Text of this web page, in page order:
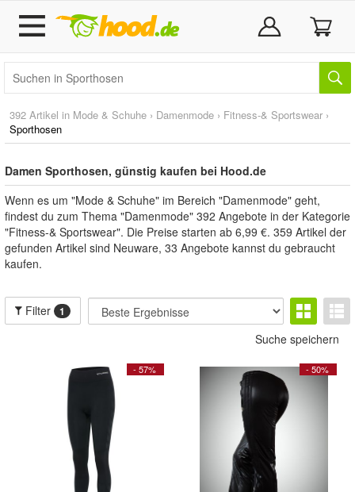
392 Artikel in Mode & Schuhe › Damenmode › Fitness-& Sportswear ›
Sporthosen
Damen Sporthosen, günstig kaufen bei Hood.de
Wenn es um "Mode & Schuhe" im Bereich "Damenmode" geht,
findest du zum Thema "Damenmode" 392 Angebote in der Kategorie
"Fitness-& Sportswear". Die Preise starten ab 6,99 €. 359 Artikel der
gefunden Artikel sind Neuware, 33 Angebote kannst du gebraucht
kaufen.
Filter 1
Suche speichern
- 57% - 50%